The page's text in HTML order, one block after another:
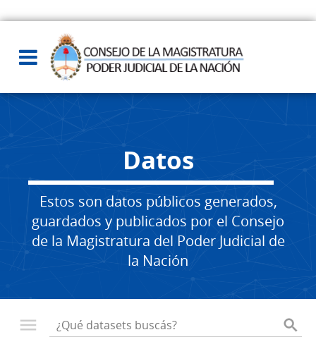
Datos
Estos son datos públicos generados,
guardados y publicados por el Consejo
de la Magistratura del Poder Judicial de
la Nación